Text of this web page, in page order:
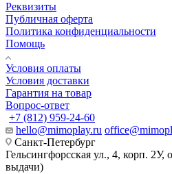
Реквизиты
Публичная оферта
Политика конфиденциальности
Помощь
Условия оплаты
Условия доставки
Гарантия на товар
Вопрос-ответ
+7 (812) 959-24-60
hello@mimoplay.ru
Санкт-Петербург
Гельсингфорсская ул., 4, корп.
выдачи)